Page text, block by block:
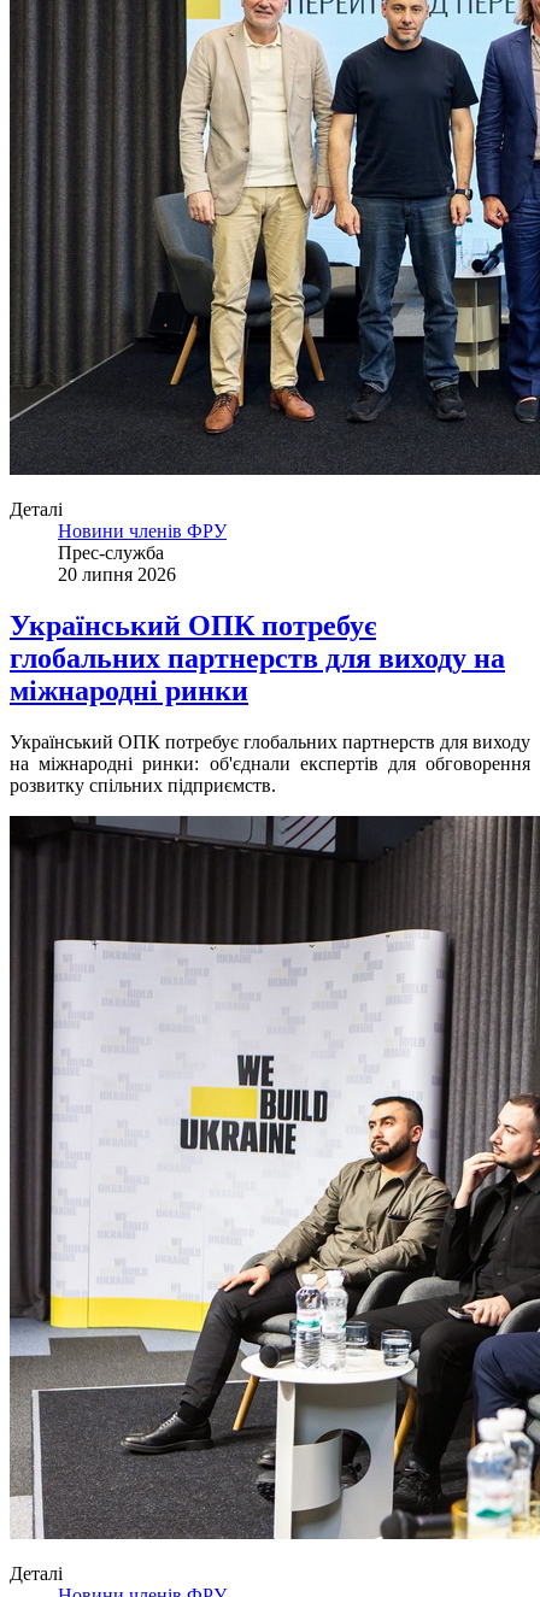
Деталі
Новини членів ФРУ
Прес-служба
20 липня 2026
Український ОПК потребує
глобальних партнерств для виходу на
міжнародні ринки
Український ОПК потребує глобальних партнерств для виходу
на міжнародні ринки: об'єднали експертів для обговорення
розвитку спільних підприємств.
Деталі